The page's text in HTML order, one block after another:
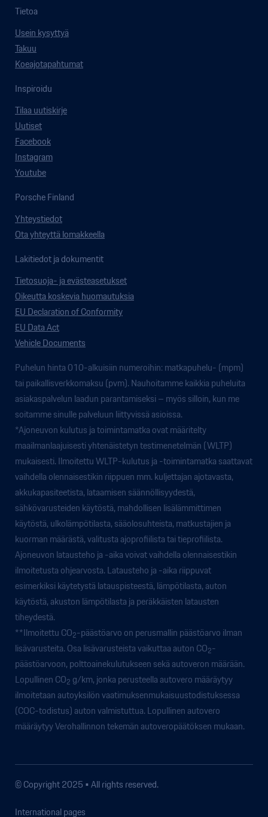
Tietoa
Usein kysyttyä
Takuu
Koeajotapahtumat
Inspiroidu
Tilaa uutiskirje
Uutiset
Facebook
Instagram
Youtube
Porsche Finland
Yhteystiedot
Ota yhteyttä lomakkeella
Lakitiedot ja dokumentit
Tietosuoja- ja evästeasetukset
Oikeutta koskevia huomautuksia
EU Declaration of Conformity
EU Data Act
Vehicle Documents
Puhelun hinta 010-alkuisiin numeroihin: matkapuhelu- (mpm)
tai paikallisverkkomaksu (pvm). Nauhoitamme kaikkia puheluita
asiakaspalvelun laadun parantamiseksi – myös silloin, kun me
soitamme sinulle palveluun liittyvissä asioissa.
*Ajoneuvon kulutus ja toimintamatka ovat määritelty
maailmanlaajuisesti yhtenäistetyn testimenetelmän (WLTP)
mukaisesti. Ilmoitettu WLTP-kulutus ja -toimintamatka saattavat
vaihdella olennaisestikin riippuen mm. kuljettajan ajotavasta,
akkukapasiteetista, lataamisen säännöllisyydestä,
sähkövarusteiden käytöstä, mahdollisen lisälämmittimen
käytöstä, ulkolämpötilasta, sääolosuhteista, matkustajien ja
kuorman määrästä, valitusta ajoprofiilista tai tieprofiilista.
Ajoneuvon latausteho ja -aika voivat vaihdella olennaisestikin
ilmoitetusta ohjearvosta. Latausteho ja -aika riippuvat
esimerkiksi käytetystä latauspisteestä, lämpötilasta, auton
käytöstä, akuston lämpötilasta ja peräkkäisten latausten
tiheydestä.
**Ilmoitettu CO2-päästöarvo on perusmallin päästöarvo ilman
lisävarusteita. Osa lisävarusteista vaikuttaa auton CO2-
päästöarvoon, polttoainekulutukseen sekä autoveron määrään.
Lopullinen CO2 g/km, jonka perusteella autovero määräytyy
ilmoitetaan autoyksilön vaatimuksenmukaisuustodistuksessa
(COC-todistus) auton valmistuttua. Lopullinen autovero
määräytyy Verohallinnon tekemän autoveropäätöksen mukaan.
© Copyright 2025 • All rights reserved.
International pages